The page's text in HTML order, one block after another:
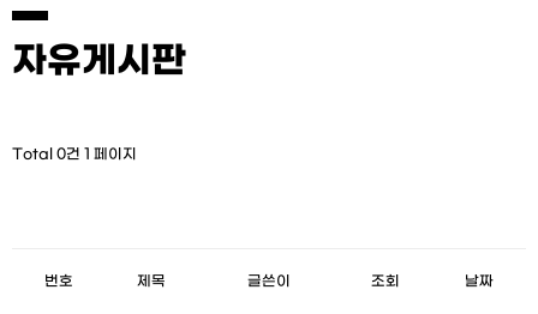
자유게시판
Total 0건 1 페이지
번호 제목 글쓴이 조회 날짜